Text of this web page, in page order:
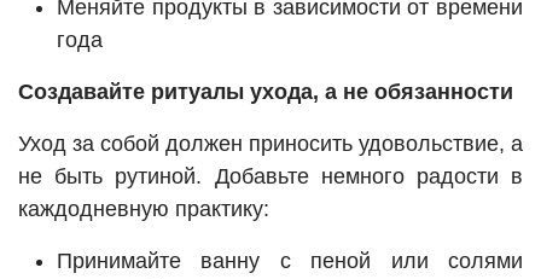
Меняйте продукты в зависимости от времени
года
Создавайте ритуалы ухода, а не обязанности
Уход за собой должен приносить удовольствие, а
не быть рутиной. Добавьте немного радости в
каждодневную практику:
Принимайте ванну с пеной или солями